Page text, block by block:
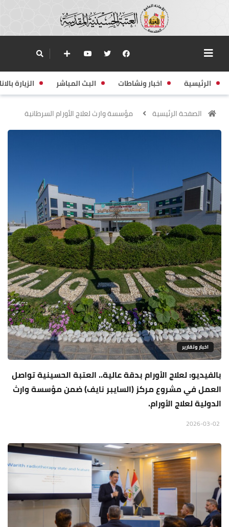
الرئيسية اخبار ونشاطات البث المباشر الزيارة
الصفحة الرئيسية مؤسسة وارث لعلاج الأورام السرطانية
اخبار وتقارير
بالفيديو: لعلاج الأورام بدقة عالية.. العتبة الحسينية تواصل
العمل في مشروع مركز (السايبر نايف) ضمن مؤسسة وارث
الدولية لعلاج الأورام.